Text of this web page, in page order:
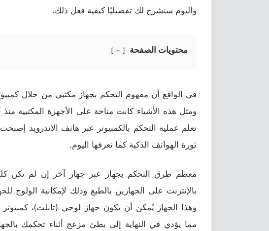
واليوم سنشرح لك تفصيليًا كيفية فعل ذلك.
محتويات الصفحة +
في الواقع أن مفهوم التحكم بجهاز مكتبي من خلال
تعلم عملية التحكم بالكمبيوتر عبر هاتف الاندرويد
ثورة الهواتف الذكية كما نعرفها اليوم.
معظم طرق التحكم بجهاز عبر جهاز آخر إن لم تكن
بالإنترنت على الجهازين بالطبع وذلك لإمكانية الولوج
وهذا الجهاز يُمكن أن يكون جهاز لوحي (تابلت)،
مما يؤدي في النهاية إلى بطئ مزعج أثناء تحكمك